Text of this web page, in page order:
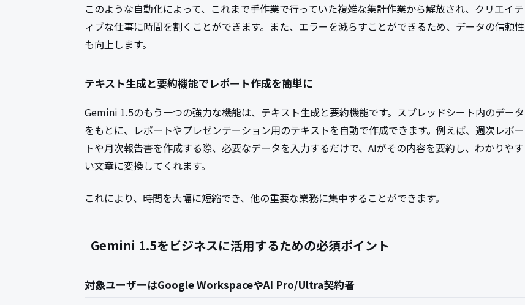
このような自動化によって、これまで手作業で行っていた複雑な集計作業から解放され、クリエイテ
ィブな仕事に時間を割くことができます。また、エラーを減らすことができるため、データの信頼性
も向上します。
テキスト生成と要約機能でレポート作成を簡単に
Gemini 1.5のもう一つの強力な機能は、テキスト生成と要約機能です。スプレッドシート内のデータ
をもとに、レポートやプレゼンテーション用のテキストを自動で作成できます。例えば、週次レポー
トや月次報告書を作成する際、必要なデータを入力するだけで、AIがその内容を要約し、わかりやす
い文章に変換してくれます。
これにより、時間を大幅に短縮でき、他の重要な業務に集中することができます。
Gemini 1.5をビジネスに活用するための必須ポイント
対象ユーザーはGoogle WorkspaceやAI Pro/Ultra契約者